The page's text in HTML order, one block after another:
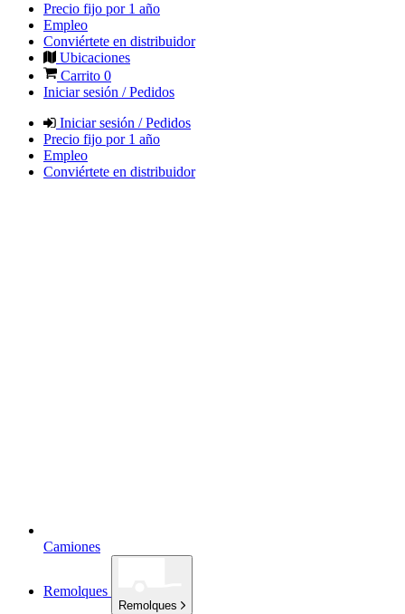
Precio fijo por 1 año
Empleo
Conviértete en distribuidor
Ubicaciones
Carrito 0
Iniciar sesión / Pedidos
Iniciar sesión / Pedidos
Precio fijo por 1 año
Empleo
Conviértete en distribuidor
Camiones
Remolques
Remolques